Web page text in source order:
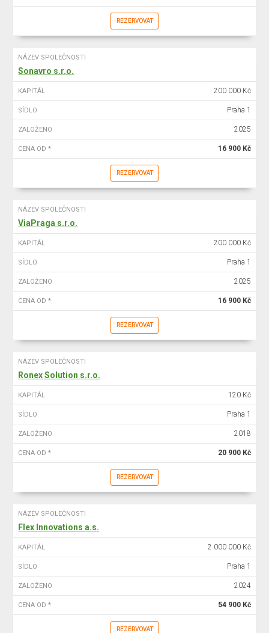
REZERVOVAT
NÁZEV SPOLEČNOSTI
Sonavro s.r.o.
KAPITÁL 200 000 Kč
SÍDLO Praha 1
ZALOŽENO 2025
CENA OD * 16 900 Kč
REZERVOVAT
NÁZEV SPOLEČNOSTI
ViaPraga s.r.o.
KAPITÁL 200 000 Kč
SÍDLO Praha 1
ZALOŽENO 2025
CENA OD * 16 900 Kč
REZERVOVAT
NÁZEV SPOLEČNOSTI
Ronex Solution s.r.o.
KAPITÁL 120 Kč
SÍDLO Praha 1
ZALOŽENO 2018
CENA OD * 20 900 Kč
REZERVOVAT
NÁZEV SPOLEČNOSTI
Flex Innovations a.s.
KAPITÁL 2 000 000 Kč
SÍDLO Praha 1
ZALOŽENO 2024
CENA OD * 54 900 Kč
REZERVOVAT